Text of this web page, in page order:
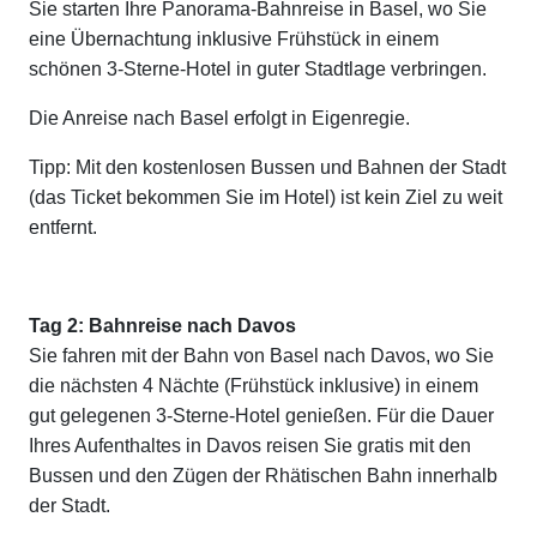
Sie starten Ihre Panorama-Bahnreise in Basel, wo Sie
eine Übernachtung inklusive Frühstück in einem
schönen 3-Sterne-Hotel in guter Stadtlage verbringen.
Die Anreise nach Basel erfolgt in Eigenregie.
Tipp: Mit den kostenlosen Bussen und Bahnen der Stadt
(das Ticket bekommen Sie im Hotel) ist kein Ziel zu weit
entfernt.
Tag 2: Bahnreise nach Davos
Sie fahren mit der Bahn von Basel nach Davos, wo Sie
die nächsten 4 Nächte (Frühstück inklusive) in einem
gut gelegenen 3-Sterne-Hotel genießen. Für die Dauer
Ihres Aufenthaltes in Davos reisen Sie gratis mit den
Bussen und den Zügen der Rhätischen Bahn innerhalb
der Stadt.